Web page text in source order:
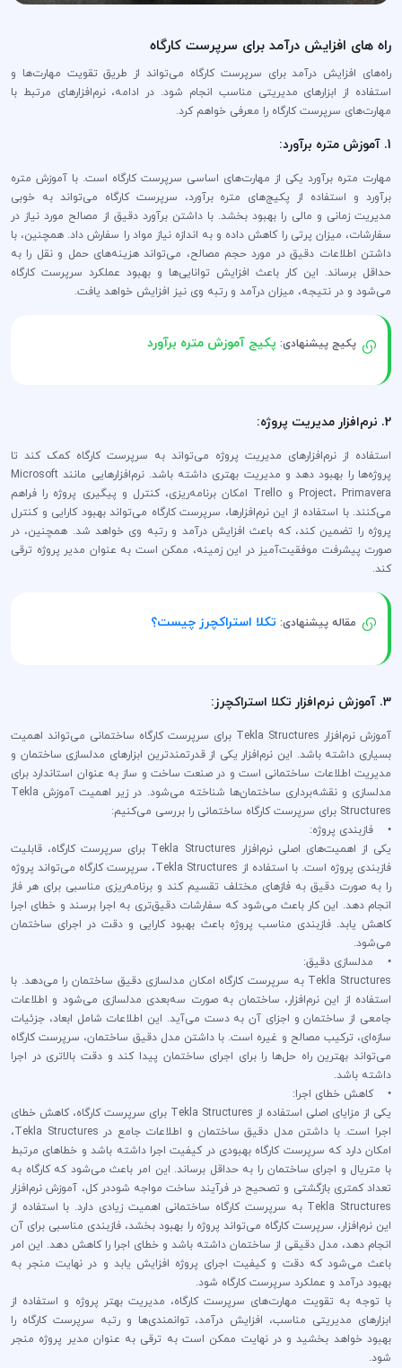
راه های افزایش درآمد برای سرپرست کارگاه
راه‌های افزایش درآمد برای سرپرست کارگاه می‌تواند از طریق تقویت مهارت‌ها و
استفاده از ابزارهای مدیریتی مناسب انجام شود. در ادامه، نرم‌افزارهای مرتبط با
مهارت‌های سرپرست کارگاه را معرفی خواهم کرد.
1. آموزش متره برآورد:
مهارت متره برآورد یکی از مهارت‌های اساسی سرپرست کارگاه است. با آموزش متره
برآورد و استفاده از پکیج‌های متره برآورد، سرپرست کارگاه می‌تواند به خوبی
مدیریت زمانی و مالی را بهبود بخشد. با داشتن برآورد دقیق از مصالح مورد نیاز در
سفارشات، میزان پرتی را کاهش داده و به اندازه نیاز مواد را سفارش داد. همچنین، با
داشتن اطلاعات دقیق در مورد حجم مصالح، می‌تواند هزینه‌های حمل و نقل را به
حداقل برساند. این کار باعث افزایش توانایی‌ها و بهبود عملکرد سرپرست کارگاه
می‌شود و در نتیجه، میزان درآمد و رتبه وی نیز افزایش خواهد یافت.
پکیج پیشنهادی: پکیج آموزش متره برآورد
2. نرم‌افزار مدیریت پروژه:
استفاده از نرم‌افزارهای مدیریت پروژه می‌تواند به سرپرست کارگاه کمک کند تا
پروژه‌ها را بهبود دهد و مدیریت بهتری داشته باشد. نرم‌افزارهایی مانند Microsoft
Project، Primavera و Trello امکان برنامه‌ریزی، کنترل و پیگیری پروژه را فراهم
می‌کنند. با استفاده از این نرم‌افزارها، سرپرست کارگاه می‌تواند بهبود کارایی و کنترل
پروژه را تضمین کند، که باعث افزایش درآمد و رتبه وی خواهد شد. همچنین، در
صورت پیشرفت موفقیت‌آمیز در این زمینه، ممکن است به عنوان مدیر پروژه ترقی
کند.
مقاله پیشنهادی: تکلا استراکچرز چیست؟
3. آموزش نرم‌افزار تکلا استراکچرز:
آموزش نرم‌افزار Tekla Structures برای سرپرست کارگاه ساختمانی می‌تواند اهمیت
بسیاری داشته باشد. این نرم‌افزار یکی از قدرتمندترین ابزارهای مدلسازی ساختمان و
مدیریت اطلاعات ساختمانی است و در صنعت ساخت و ساز به عنوان استاندارد برای
مدلسازی و نقشه‌برداری ساختمان‌ها شناخته می‌شود. در زیر اهمیت آموزش Tekla
Structures برای سرپرست کارگاه ساختمانی را بررسی می‌کنیم:
• فازبندی پروژه:
یکی از اهمیت‌های اصلی نرم‌افزار Tekla Structures برای سرپرست کارگاه، قابلیت
فازبندی پروژه است. با استفاده از Tekla Structures، سرپرست کارگاه می‌تواند پروژه
را به صورت دقیق به فازهای مختلف تقسیم کند و برنامه‌ریزی مناسبی برای هر فاز
انجام دهد. این کار باعث می‌شود که سفارشات دقیق‌تری به اجرا برسند و خطای اجرا
کاهش یابد. فازبندی مناسب پروژه باعث بهبود کارایی و دقت در اجرای ساختمان
می‌شود.
• مدلسازی دقیق:
Tekla Structures به سرپرست کارگاه امکان مدلسازی دقیق ساختمان را می‌دهد. با
استفاده از این نرم‌افزار، ساختمان به صورت سه‌بعدی مدلسازی می‌شود و اطلاعات
جامعی از ساختمان و اجزای آن به دست می‌آید. این اطلاعات شامل ابعاد، جزئیات
سازه‌ای، ترکیب مصالح و غیره است. با داشتن مدل دقیق ساختمان، سرپرست کارگاه
می‌تواند بهترین راه حل‌ها را برای اجرای ساختمان پیدا کند و دقت بالاتری در اجرا
داشته باشد.
• کاهش خطای اجرا:
یکی از مزایای اصلی استفاده از Tekla Structures برای سرپرست کارگاه، کاهش خطای
اجرا است. با داشتن مدل دقیق ساختمان و اطلاعات جامع در Tekla Structures،
امکان دارد که سرپرست کارگاه بهبودی در کیفیت اجرا داشته باشد و خطاهای مرتبط
با متریال و اجرای ساختمان را به حداقل برساند. این امر باعث می‌شود که کارگاه به
تعداد کمتری بازگشتی و تصحیح در فرآیند ساخت مواجه شوددر کل، آموزش نرم‌افزار
Tekla Structures به سرپرست کارگاه ساختمانی اهمیت زیادی دارد. با استفاده از
این نرم‌افزار، سرپرست کارگاه می‌تواند پروژه را بهبود بخشد، فازبندی مناسبی برای آن
انجام دهد، مدل دقیقی از ساختمان داشته باشد و خطای اجرا را کاهش دهد. این امر
باعث می‌شود که دقت و کیفیت اجرای پروژه افزایش یابد و در نهایت منجر به
بهبود درآمد و عملکرد سرپرست کارگاه شود.
با توجه به تقویت مهارت‌های سرپرست کارگاه، مدیریت بهتر پروژه و استفاده از
ابزارهای مدیریتی مناسب، افزایش درآمد، توانمندی‌ها و رتبه سرپرست کارگاه را
بهبود خواهد بخشید و در نهایت ممکن است به ترقی به عنوان مدیر پروژه منجر
شود.